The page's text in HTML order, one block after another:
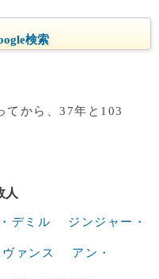
検索
てから、37年と103
人
デミル ジンジャー・
ァンス アン・